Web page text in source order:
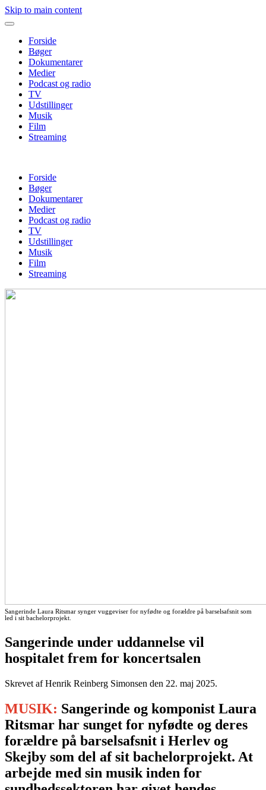
Skip to main content
Forside
Bøger
Dokumentarer
Medier
Podcast og radio
TV
Udstillinger
Musik
Film
Streaming
Forside
Bøger
Dokumentarer
Medier
Podcast og radio
TV
Udstillinger
Musik
Film
Streaming
Sangerinde Laura Ritsmar synger vuggeviser for nyfødte og forældre på barselsafsnit som
led i sit bachelorprojekt.
Sangerinde under uddannelse vil
hospitalet frem for koncertsalen
Skrevet af Henrik Reinberg Simonsen den 22. maj 2025.
MUSIK: Sangerinde og komponist Laura
Ritsmar har sunget for nyfødte og deres
forældre på barselsafsnit i Herlev og
Skejby som del af sit bachelorprojekt. At
arbejde med sin musik inden for